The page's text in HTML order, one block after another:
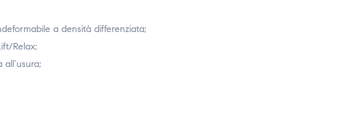
a densità differenziata;
Relax;